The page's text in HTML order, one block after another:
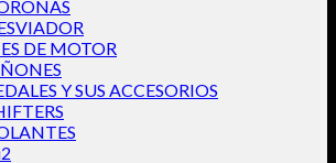
DE MOTOR
Y SUS ACCESORIOS